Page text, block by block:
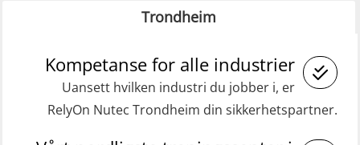
(Blended with Adaptive e-learning
practical) (RBSBLE026)
GWO: BST Refresher – Onshore
(Blended: e-learning practical)
inkl. brannslukning (FSC121)
Medisinsk behandling 40 t (MFA104)
Trondheim
Kompetanse for alle industrier
Uansett hvilken industri du jobber i, er
RelyOn Nutec Trondheim din sikkerhetspartner.